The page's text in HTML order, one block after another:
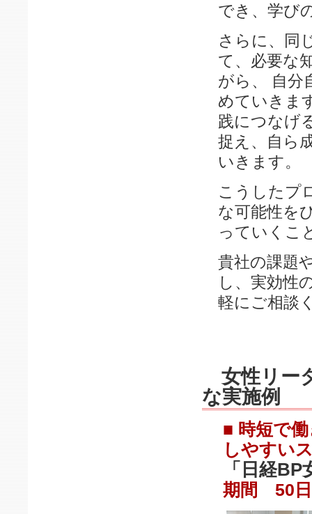
でき、学び
さらに、同
て、必要な
がら、 自分
めていきま
践につなげ
捉え、自ら
いきます。
こうしたプ
な可能性を
っていくこ
貴社の課題
し、実効性
軽にご相談
女性リー
な実施例
■ 時短で
しやすい
「日経
期間 50